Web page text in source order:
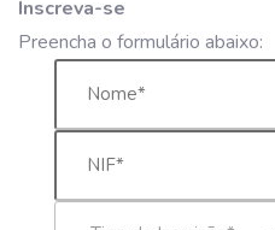
Inscreva-se
Preencha o formulário abaixo: